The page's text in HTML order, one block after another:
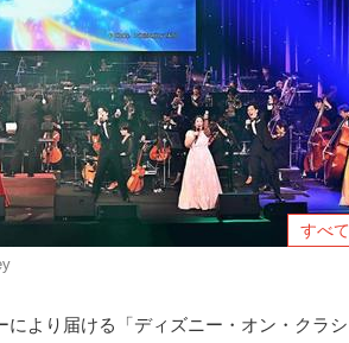
すべ
より届ける「ディズニー・オン・クラ